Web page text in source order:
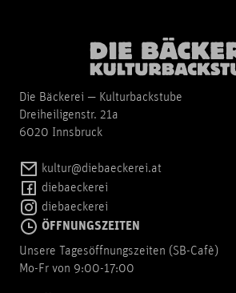
Die Bäckerei — Kulturbackstube
Dreiheiligenstr. 21a
6020 Innsbruck
kultur@diebaeckerei.at
diebaeckerei
diebaeckerei
ÖFFNUNGSZEITEN
Unsere Tagesöffnungszeiten (SB-Cafè)
Mo-Fr von 9:00-17:00